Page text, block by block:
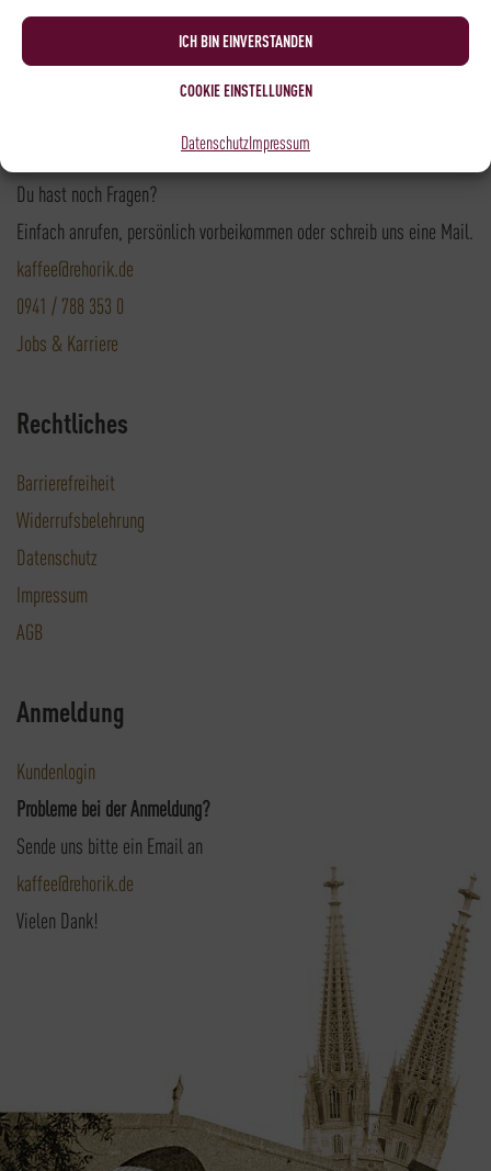
ICH BIN EINVERSTANDEN
COOKIE EINSTELLUNGEN
DatenschutzImpressum
Kostenloser Versand mit DHL ab: 55 €
* Alle Preise sind inkl. MwSt., zzgl.Versand
Du hast noch Fragen?
Einfach anrufen, persönlich vorbeikommen oder schreib uns eine Mail.
kaffee@rehorik.de
0941 / 788 353 0
Jobs & Karriere
Rechtliches
Barrierefreiheit
Widerrufsbelehrung
Datenschutz
Impressum
AGB
Anmeldung
Kundenlogin
Probleme bei der Anmeldung?
Sende uns bitte ein Email an
kaffee@rehorik.de
Vielen Dank!